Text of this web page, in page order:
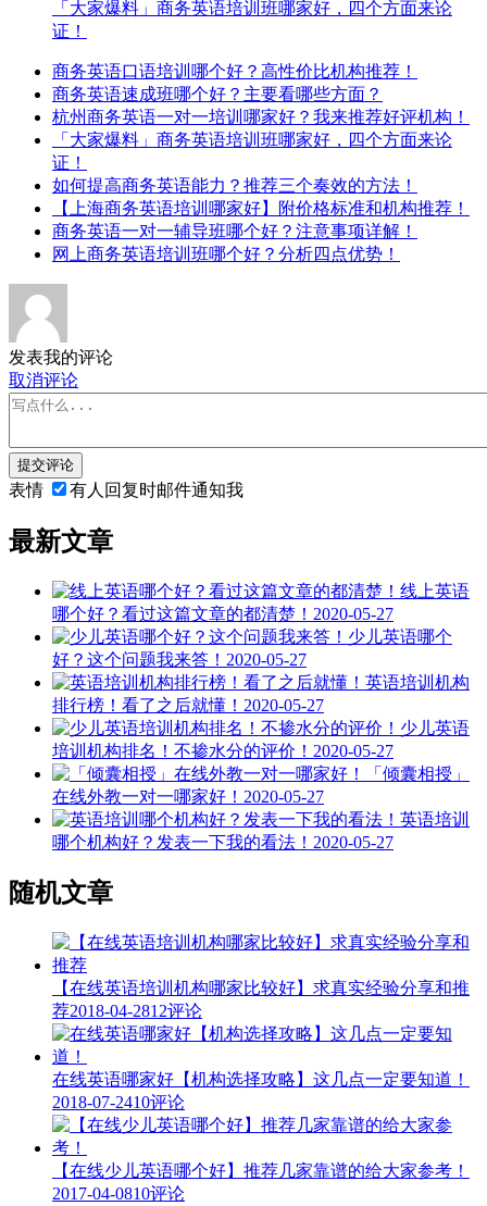
「大家爆料」商务英语培训班哪家好，四个方面来论
证！
商务英语口语培训哪个好？高性价比机构推荐！
商务英语速成班哪个好？主要看哪些方面？
杭州商务英语一对一培训哪家好？我来推荐好评机构！
「大家爆料」商务英语培训班哪家好，四个方面来论
证！
如何提高商务英语能力？推荐三个奏效的方法！
【上海商务英语培训哪家好】附价格标准和机构推荐！
商务英语一对一辅导班哪个好？注意事项详解！
网上商务英语培训班哪个好？分析四点优势！
发表我的评论
取消评论
提交评论
表情 有人回复时邮件通知我
最新文章
线上英语
哪个好？看过这篇文章的都清楚！ 2020-05-27
少儿英语哪个
好？这个问题我来答！ 2020-05-27
英语培训机构
排行榜！看了之后就懂！ 2020-05-27
少儿英语
培训机构排名！不掺水分的评价！ 2020-05-27
「倾囊相授」
在线外教一对一哪家好！ 2020-05-27
英语培训
哪个机构好？发表一下我的看法！ 2020-05-27
随机文章
【在线英语培训机构哪家比较好】求真实经验分享和推
荐2018-04-2812评论
在线英语哪家好【机构选择攻略】这几点一定要知道！
2018-07-2410评论
【在线少儿英语哪个好】推荐几家靠谱的给大家参考！
2017-04-0810评论